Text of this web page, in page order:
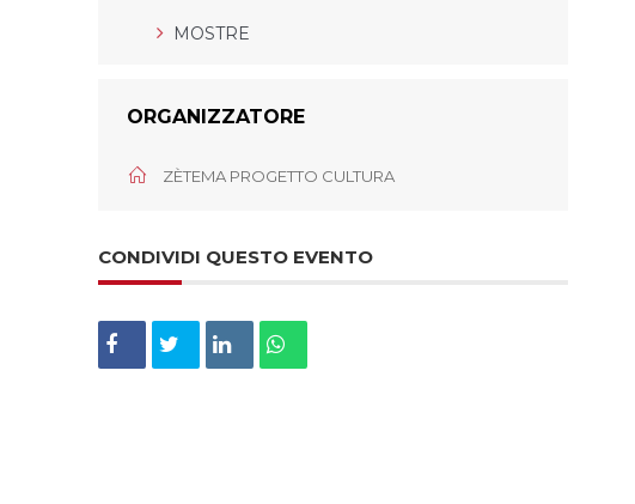
MOSTRE
ORGANIZZATORE
ZÈTEMA PROGETTO CULTURA
CONDIVIDI QUESTO EVENTO